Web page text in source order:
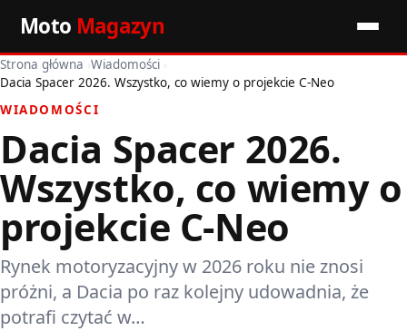
Moto Magazyn
Start
Wiadomości
Premiery
Porady motoryzacyjne
Pozostałe artykuły
Strona główna ›Wiadomości ›
Dacia Spacer 2026. Wszystko, co wiemy o projekcie C-Neo
WIADOMOŚCI
Dacia Spacer 2026.
Wszystko, co wiemy o
projekcie C-Neo
Rynek motoryzacyjny w 2026 roku nie znosi
próżni, a Dacia po raz kolejny udowadnia, że
potrafi czytać w…